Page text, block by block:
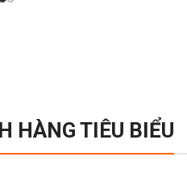
HÀNG TIÊU BIỂU